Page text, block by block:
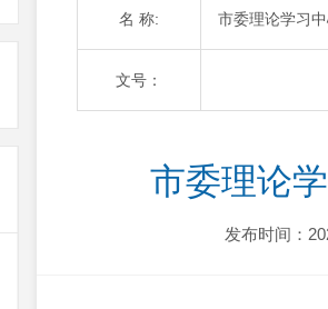
名 称: 市委理论学习
文号：
市委理论
发布时间：